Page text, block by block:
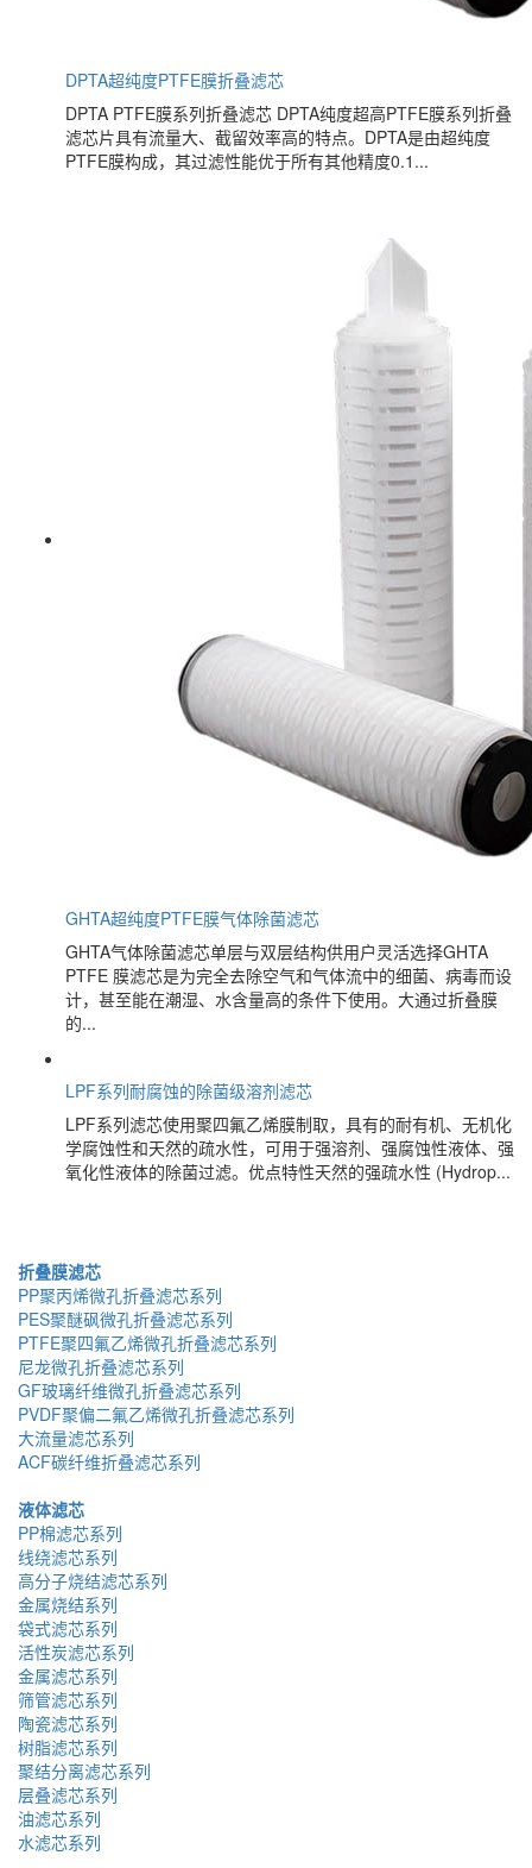
DPTA超纯度PTFE膜折叠滤芯
DPTA PTFE膜系列折叠滤芯 DPTA纯度超高PTFE膜系列折叠
滤芯片具有流量大、截留效率高的特点。DPTA是由超纯度
PTFE膜构成，其过滤性能优于所有其他精度0.1...
GHTA超纯度PTFE膜气体除菌滤芯
GHTA气体除菌滤芯单层与双层结构供用户灵活选择GHTA
PTFE 膜滤芯是为完全去除空气和气体流中的细菌、病毒而设
计，甚至能在潮湿、水含量高的条件下使用。大通过折叠膜
的...
LPF系列耐腐蚀的除菌级溶剂滤芯
LPF系列滤芯使用聚四氟乙烯膜制取，具有的耐有机、无机化
学腐蚀性和天然的疏水性，可用于强溶剂、强腐蚀性液体、强
氧化性液体的除菌过滤。优点特性天然的强疏水性 (Hydrop...
折叠膜滤芯
PP聚丙烯微孔折叠滤芯系列
PES聚醚砜微孔折叠滤芯系列
PTFE聚四氟乙烯微孔折叠滤芯系列
尼龙微孔折叠滤芯系列
GF玻璃纤维微孔折叠滤芯系列
PVDF聚偏二氟乙烯微孔折叠滤芯系列
大流量滤芯系列
ACF碳纤维折叠滤芯系列
液体滤芯
PP棉滤芯系列
线绕滤芯系列
高分子烧结滤芯系列
金属烧结系列
袋式滤芯系列
活性炭滤芯系列
金属滤芯系列
筛管滤芯系列
陶瓷滤芯系列
树脂滤芯系列
聚结分离滤芯系列
层叠滤芯系列
油滤芯系列
水滤芯系列